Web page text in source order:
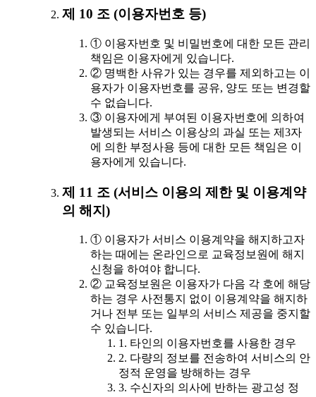
제 10 조 (이용자번호 등)
① 이용자번호 및 비밀번호에 대한 모든 관리
책임은 이용자에게 있습니다.
② 명백한 사유가 있는 경우를 제외하고는 이
용자가 이용자번호를 공유, 양도 또는 변경할
수 없습니다.
③ 이용자에게 부여된 이용자번호에 의하여
발생되는 서비스 이용상의 과실 또는 제3자
에 의한 부정사용 등에 대한 모든 책임은 이
용자에게 있습니다.
제 11 조 (서비스 이용의 제한 및 이용계약
의 해지)
① 이용자가 서비스 이용계약을 해지하고자
하는 때에는 온라인으로 교육정보원에 해지
신청을 하여야 합니다.
② 교육정보원은 이용자가 다음 각 호에 해당
하는 경우 사전통지 없이 이용계약을 해지하
거나 전부 또는 일부의 서비스 제공을 중지할
수 있습니다.
1. 타인의 이용자번호를 사용한 경우
2. 다량의 정보를 전송하여 서비스의 안
정적 운영을 방해하는 경우
3. 수신자의 의사에 반하는 광고성 정